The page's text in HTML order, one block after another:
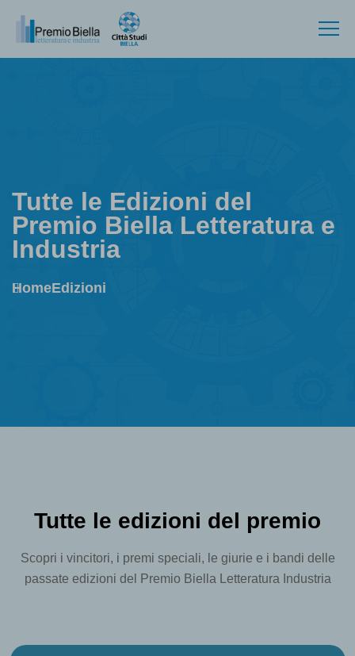
Tutte le Edizioni del
Premio Biella Letteratura e
Industria
HomeEdizioni
Tutte le edizioni del premio
Scopri i vincitori, i premi speciali, le giurie e i bandi delle
passate edizioni del Premio Biella Letteratura Industria